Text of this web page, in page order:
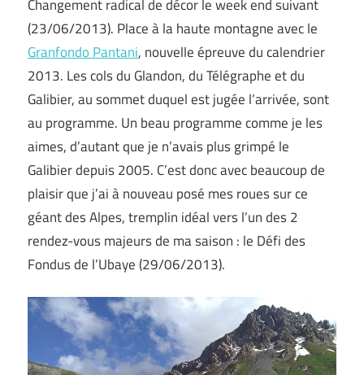
Changement radical de décor le week end suivant
(23/06/2013). Place à la haute montagne avec le
Granfondo Pantani, nouvelle épreuve du calendrier
2013. Les cols du Glandon, du Télégraphe et du
Galibier, au sommet duquel est jugée l’arrivée, sont
au programme. Un beau programme comme je les
aimes, d’autant que je n’avais plus grimpé le
Galibier depuis 2005. C’est donc avec beaucoup de
plaisir que j’ai à nouveau posé mes roues sur ce
géant des Alpes, tremplin idéal vers l’un des 2
rendez-vous majeurs de ma saison : le Défi des
Fondus de l’Ubaye (29/06/2013).